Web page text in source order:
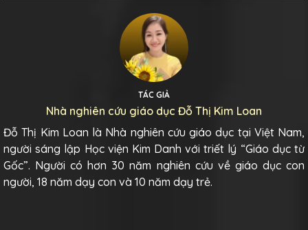
TÁC GIẢ
Nhà nghiên cứu giáo dục Đỗ Thị Kim Loan
Đỗ Thị Kim Loan là Nhà nghiên cứu giáo dục tại Việt Nam,
người sáng lập Học viện Kim Danh với triết lý “Giáo dục từ
Gốc”. Người có hơn 30 năm nghiên cứu về giáo dục con
người, 18 năm dạy con và 10 năm dạy trẻ.